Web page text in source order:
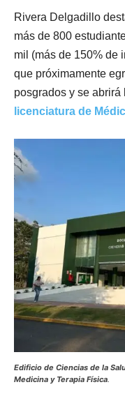
Rivera Delgadillo
más de 800
mil (más de 150% de
que próximamente
posgrados y se abrirá
licenciatura de
Edificio de Ciencias de la
Medicina y Terapia Física.